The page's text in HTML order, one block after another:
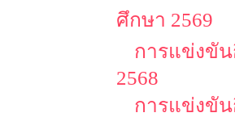
ศึกษา 2569
การแข่งขัน
2568
การแข่งขัน